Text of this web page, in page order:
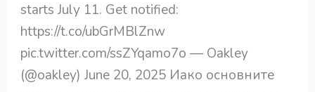
starts July 11. Get notified:
https://t.co/ubGrMBlZnw
pic.twitter.com/ssZYqamo7o — Oakley
(@oakley) June 20, 2025 Иако основните